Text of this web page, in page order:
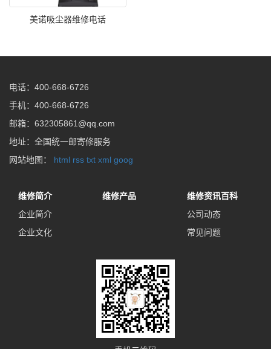
美诺吸尘器维修电话
电话：400-668-6726
手机：400-668-6726
邮箱：632305861@qq.com
地址：全国统一邮寄修服务
网站地图： html rss txt xml goog
维修简介
企业简介
企业文化
维修产品
维修资讯百科
公司动态
常见问题